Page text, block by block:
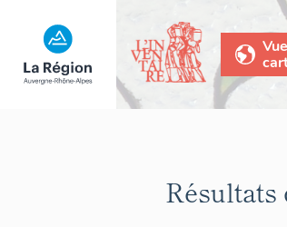
Vue
Résultats